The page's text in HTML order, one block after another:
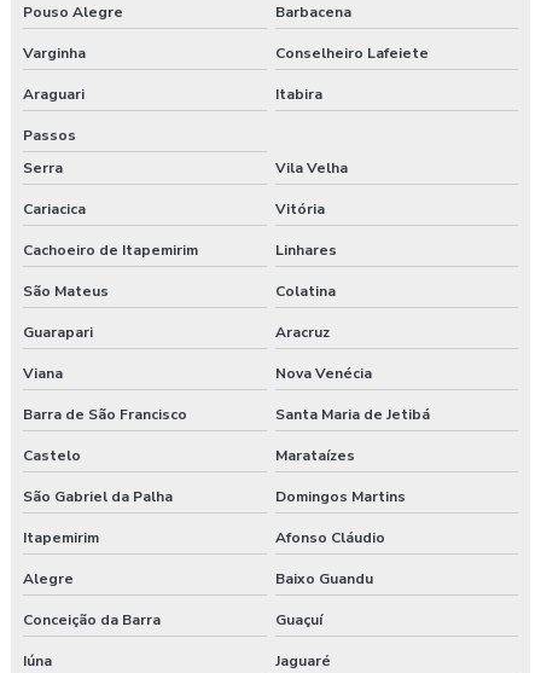
Pouso Alegre Barbacena
Varginha Conselheiro Lafeiete
Araguari Itabira
Passos
Serra
Vila Velha
Cariacica Vitória
Cachoeiro de Itapemirim Linhares
São Mateus Colatina
Guarapari Aracruz
Viana Nova Venécia
Barra de São Francisco Santa Maria de Jetibá
Castelo Marataízes
São Gabriel da Palha Domingos Martins
Itapemirim Afonso Cláudio
Alegre Baixo Guandu
Conceição da Barra Guaçuí
Iúna Jaguaré